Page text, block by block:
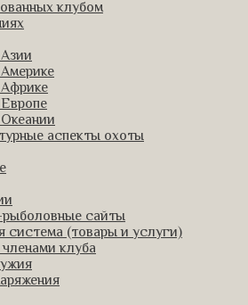
клубом
аспекты охоты
сайты
система (товары и услуги)
клуба